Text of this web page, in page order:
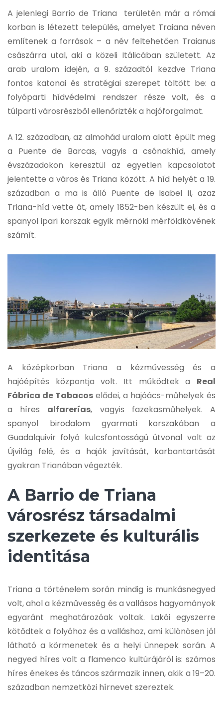
A jelenlegi Barrio de Triana területén már a római
korban is létezett település, amelyet Traiana néven
említenek a források – a név feltehetően Traianus
császárra utal, aki a közeli Itálicában született. Az
arab uralom idején, a 9. századtól kezdve Triana
fontos katonai és stratégiai szerepet töltött be: a
folyóparti hídvédelmi rendszer része volt, és a
túlparti városrészből ellenőrizték a hajóforgalmat.
A 12. században, az almohád uralom alatt épült meg
a Puente de Barcas, vagyis a csónakhíd, amely
évszázadokon keresztül az egyetlen kapcsolatot
jelentette a város és Triana között. A híd helyét a 19.
században a ma is álló Puente de Isabel II, azaz
Triana-híd vette át, amely 1852-ben készült el, és a
spanyol ipari korszak egyik mérnöki mérföldkövének
számít.
A középkorban Triana a kézművesség és a
hajóépítés központja volt. Itt működtek a Real
Fábrica de Tabacos elődei, a hajóács-műhelyek és
a híres alfarerías, vagyis fazekasműhelyek. A
spanyol birodalom gyarmati korszakában a
Guadalquivir folyó kulcsfontosságú útvonal volt az
Újvilág felé, és a hajók javítását, karbantartását
gyakran Trianában végezték.
A Barrio de Triana
városrész társadalmi
szerkezete és kulturális
identitása
Triana a történelem során mindig is munkásnegyed
volt, ahol a kézművesség és a vallásos hagyományok
egyaránt meghatározóak voltak. Lakói egyszerre
kötődtek a folyóhoz és a valláshoz, ami különösen jól
látható a körmenetek és a helyi ünnepek során. A
negyed híres volt a flamenco kultúrájáról is: számos
híres énekes és táncos származik innen, akik a 19–20.
században nemzetközi hírnevet szereztek.